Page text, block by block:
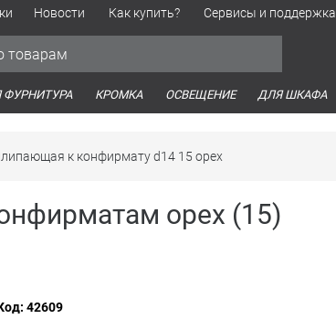
Новости Как купить? Сервисы и поддержка
ФУРНИТУРА КРОМКА ОСВЕЩЕНИЕ ДЛЯ ШКАФА
к конфирмату d14 15 орех
орех (15)
42609